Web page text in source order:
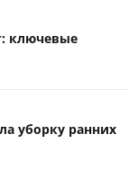
ключевые
уборку ранних